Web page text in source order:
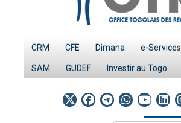
CRM CFE Dimana e-Services
SAM GUDEF Investir au Togo